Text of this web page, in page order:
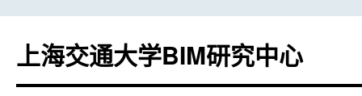
上海交通大学BIM研究中心